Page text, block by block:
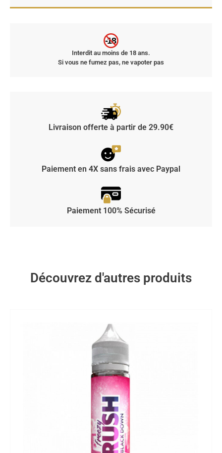
-18
Interdit au moins de 18 ans.
Si vous ne fumez pas, ne vapoter pas
Livraison offerte à partir de 29.90€
Paiement en 4X sans frais avec Paypal
Paiement 100% Sécurisé
Découvrez d'autres produits